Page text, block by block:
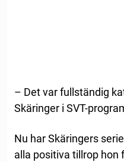
– Det var fullständig
Skäringer i SVT-
Nu har Skäringers
alla positiva tillrop hon